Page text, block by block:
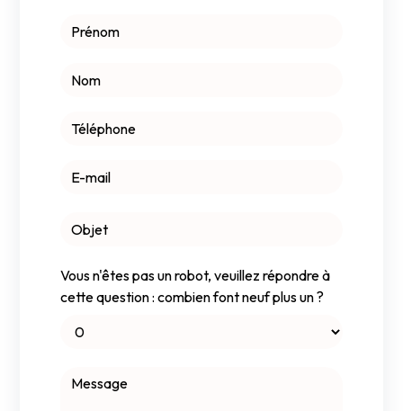
Vous n'êtes pas un robot, veuillez répondre à
cette question : combien font neuf plus un ?